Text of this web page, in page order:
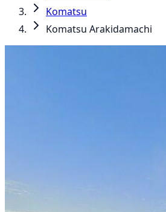
Komatsu
Komatsu Arakidamachi